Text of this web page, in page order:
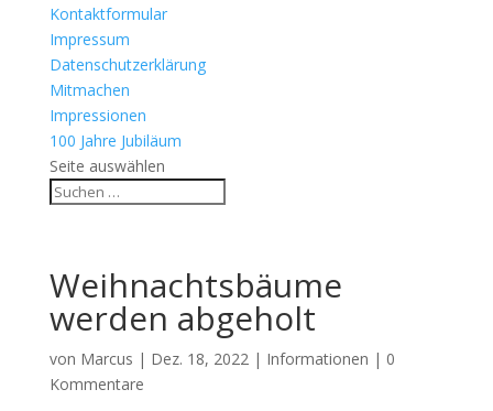
Kontaktformular
Impressum
Datenschutzerklärung
Mitmachen
Impressionen
100 Jahre Jubiläum
Seite auswählen
Weihnachtsbäume
werden abgeholt
von Marcus | Dez. 18, 2022| Informationen | 0
Kommentare